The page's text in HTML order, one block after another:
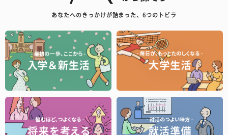
あなたへのきっかけが詰まった、6つのトビラ